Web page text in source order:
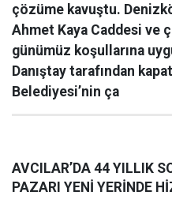
çözüme kavuştu.
Ahmet Kaya Caddesi ve
günümüz koşullarına
Danıştay tarafından
Belediyesi’nin ça
AVCILAR’DA 44 YILLIK
PAZARI YENİ YERİNDE